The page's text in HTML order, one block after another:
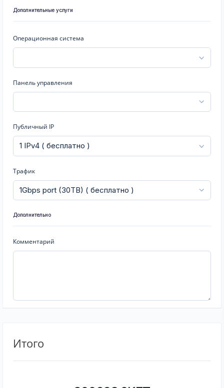
Дополнительные услуги
Операционная система
Панель управления
Публичный IP
Трафик
Дополнительно
Комментарий
Итого